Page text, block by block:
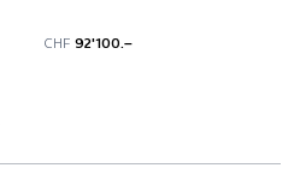
CHF 92'100.–